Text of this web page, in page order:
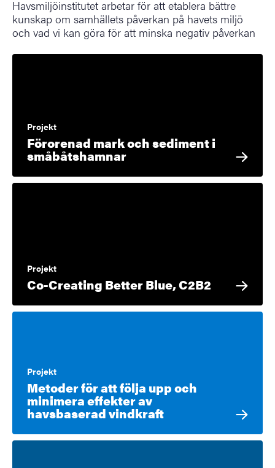
Havsmiljöinstitutet arbetar för att etablera bättre
kunskap om samhällets påverkan på havets miljö
och vad vi kan göra för att minska negativ påverkan
Projekt
Förorenad mark och sediment i
småbåtshamnar
Projekt
Co-Creating Better Blue, C2B2
Projekt
Metoder för att följa upp och
minimera effekter av
havsbaserad vindkraft